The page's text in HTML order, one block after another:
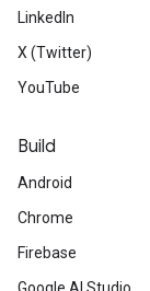
LinkedIn
X (Twitter)
YouTube
Build
Android
Chrome
Firebase